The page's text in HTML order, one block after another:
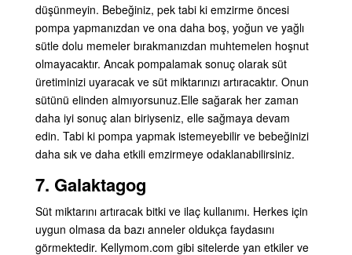
düşünmeyin. Bebeğiniz, pek tabi ki emzirme öncesi
pompa yapmanızdan ve ona daha boş, yoğun ve yağlı
sütle dolu memeler bırakmanızdan muhtemelen hoşnut
olmayacaktır. Ancak pompalamak sonuç olarak süt
üretiminizi uyaracak ve süt miktarınızı artıracaktır. Onun
sütünü elinden almıyorsunuz.Elle sağarak her zaman
daha iyi sonuç alan biriyseniz, elle sağmaya devam
edin. Tabi ki pompa yapmak istemeyebilir ve bebeğinizi
daha sık ve daha etkili emzirmeye odaklanabilirsiniz.
7. Galaktagog
Süt miktarını artıracak bitki ve ilaç kullanımı. Herkes için
uygun olmasa da bazı anneler oldukça faydasını
görmektedir. Kellymom.com gibi sitelerde yan etkiler ve